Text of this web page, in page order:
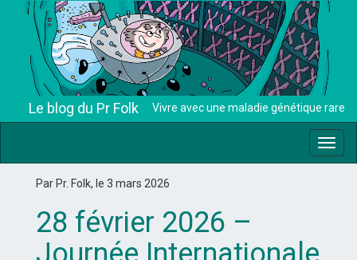
Le blog du Pr Folk Vivre avec une maladie génétique rare
Par Pr. Folk, le 3 mars 2026
28 février 2026 –